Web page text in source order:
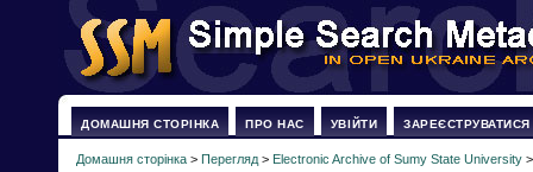
ДОМАШНЯ СТОРІНКА ПРО НАС УВІЙТИ ЗАРЕЄСТРУВАТИСЯ
Домашня сторінка > Перегляд > Electronic Archive of Sumy State University